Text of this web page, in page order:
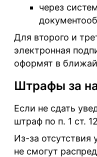
через
Для второго и
электронная
оформят в
Штрафы за
Если не сдать
штраф по п. 1 ст.
Из-за отсутствия
не смогут